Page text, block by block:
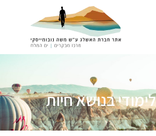
בנושא חיות